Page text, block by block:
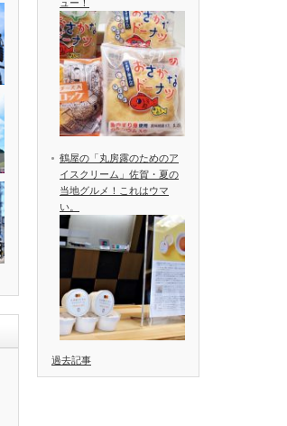
ュー！
鶴屋の「丸房露のためのア
イスクリーム」佐賀・夏の
当地グルメ！これはウマ
い。
過去記事